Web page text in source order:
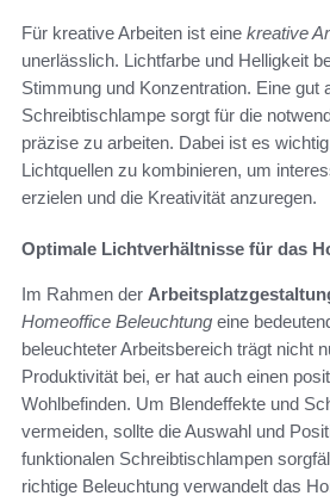
Für kreative Arbeiten ist eine kreative
unerlässlich. Lichtfarbe und Helligkeit
Stimmung und Konzentration. Eine gut
Schreibtischlampe sorgt für die
präzise zu arbeiten. Dabei ist es
Lichtquellen zu kombinieren, um
erzielen und die Kreativität anzuregen.
Optimale Lichtverhältnisse für das
Im Rahmen der
Homeoffice Beleuchtung eine
beleuchteter Arbeitsbereich trägt nicht
Produktivität bei, er hat auch einen
Wohlbefinden. Um Blendeffekte und
vermeiden, sollte die Auswahl und
funktionalen Schreibtischlampen
richtige Beleuchtung verwandelt das